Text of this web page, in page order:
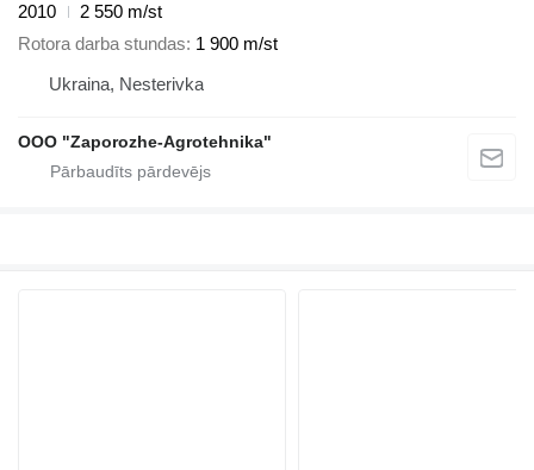
2010
2 550 m/st
Rotora darba stundas 1 900 m/st
Ukraina, Nesterivka
OOO "Zaporozhe-Agrotehnika"